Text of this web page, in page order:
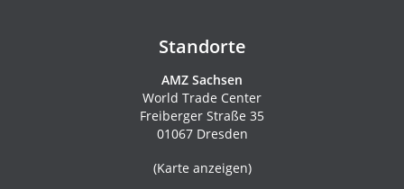
Standorte
AMZ Sachsen
World Trade Center
Freiberger Straße 35
01067 Dresden
(Karte anzeigen)